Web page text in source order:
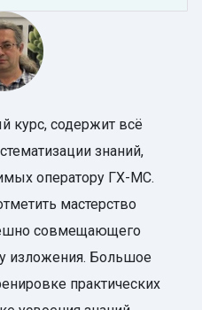
курс, содержит всё
знаний,
оператору ГХ-МС.
мастерство
совмещающего
изложения. Большое
практических